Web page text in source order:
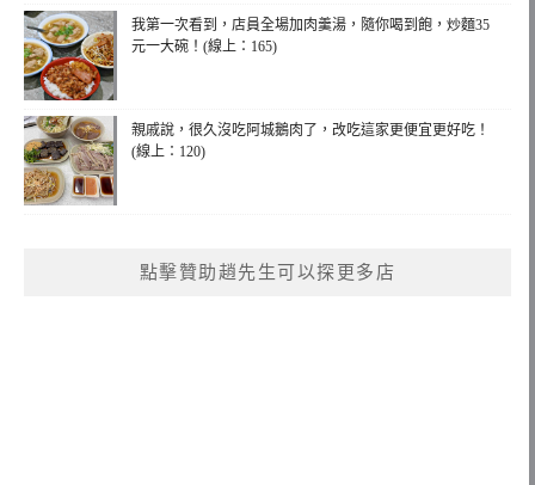
我第一次看到，店員全場加肉羹湯，隨你喝到飽，炒麵35
元一大碗！(線上：165)
親戚說，很久沒吃阿城鵝肉了，改吃這家更便宜更好吃！
(線上：120)
點擊贊助趙先生可以探更多店